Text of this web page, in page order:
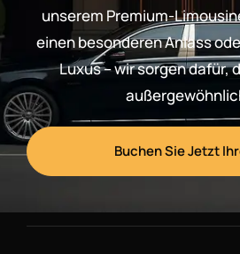
unserem Premium-
einen besonderen Anlass
Luxus – wir sorgen dafür,
Buchen Sie Jetzt